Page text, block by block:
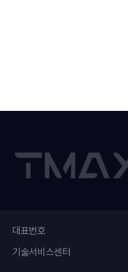
대표번호
기술서비스센터